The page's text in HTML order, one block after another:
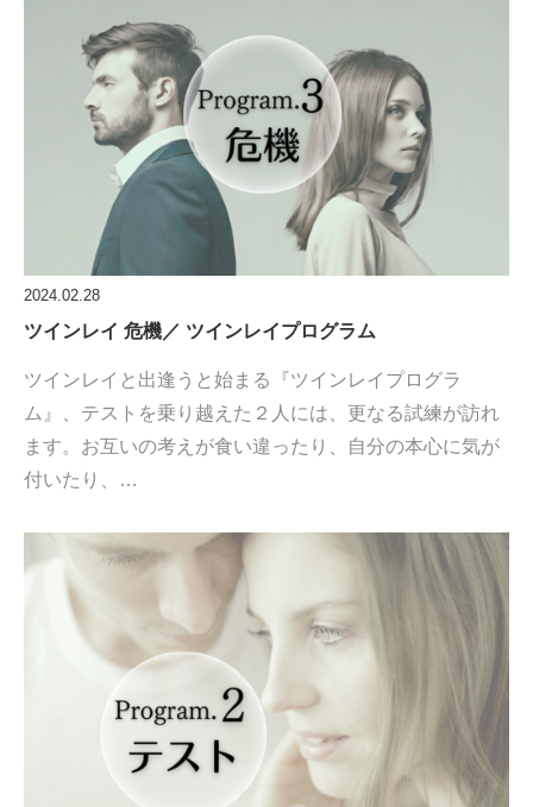
2024.02.28
ツインレイ 危機／ ツインレイプログラム
ツインレイと出逢うと始まる『ツインレイプログラ
ム』、テストを乗り越えた２人には、更なる試練が訪れ
ます。お互いの考えが食い違ったり、自分の本心に気が
付いたり、…